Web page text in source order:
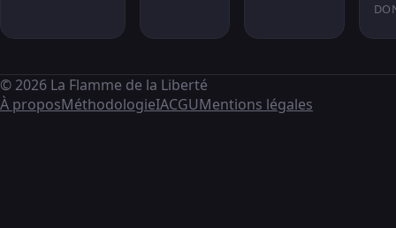
© 2026 La Flamme de la Liberté
À proposMéthodologieIACGUMentions légales